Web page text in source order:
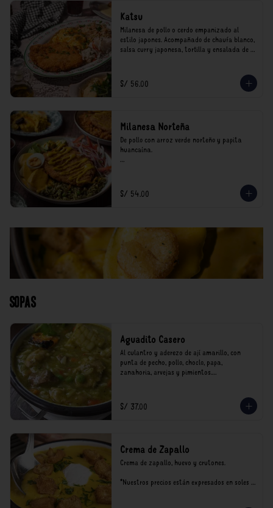
Katsu
Milanesa de pollo o cerdo empanizado al
estilo japones. Acompañado de chaufa blanco,
salsa curry japonesa, tortilla y ensalada de
*Nuestros precios están expresados en soles e
incluyen impuestos de ley y recargo al
S/ 56.00
Milanesa Norteña
De pollo con arroz verde norteño y papita
huancaína.
consumo.
S/ 54.00
Sopas
Aguadito Casero
Al culantro y aderezo de ají amarillo, con
punta de pecho, pollo, choclo, papa,
zanahoria, arvejas y pimientos.
incluyen impuestos de ley y recargo al
consumo.
S/ 37.00
Crema de Zapallo
Crema de zapallo, huevo y crutones.
*Nuestros precios están expresados en soles e